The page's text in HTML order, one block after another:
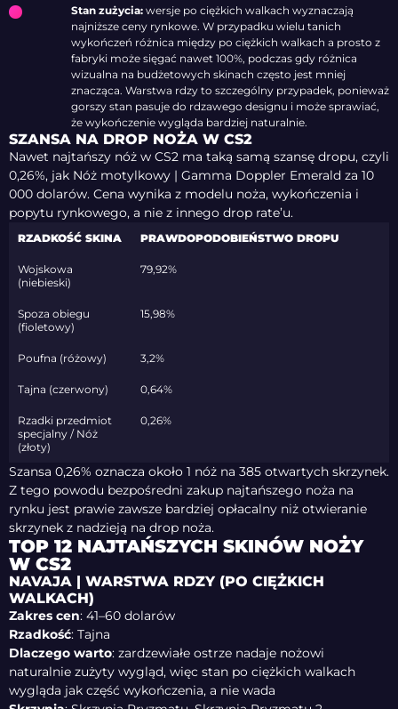
Stan zużycia: wersje po ciężkich walkach wyznaczają
najniższe ceny rynkowe. W przypadku wielu tanich
wykończeń różnica między po ciężkich walkach a prosto z
fabryki może sięgać nawet 100%, podczas gdy różnica
wizualna na budżetowych skinach często jest mniej
znacząca. Warstwa rdzy to szczególny przypadek, ponieważ
gorszy stan pasuje do rdzawego designu i może sprawiać,
że wykończenie wygląda bardziej naturalnie.
SZANSA NA DROP NOŻA W CS2
Nawet najtańszy nóż w CS2 ma taką samą szansę dropu, czyli
0,26%, jak Nóż motylkowy | Gamma Doppler Emerald za 10
000 dolarów. Cena wynika z modelu noża, wykończenia i
popytu rynkowego, a nie z innego drop rate’u.
RZADKOŚĆ SKINA PRAWDOPODOBIEŃSTWO DROPU
Wojskowa
(niebieski)
79,92%
Spoza obiegu
(fioletowy)
15,98%
Poufna (różowy) 3,2%
Tajna (czerwony) 0,64%
Rzadki przedmiot
specjalny / Nóż
(złoty)
0,26%
Szansa 0,26% oznacza około 1 nóż na 385 otwartych skrzynek.
Z tego powodu bezpośredni zakup najtańszego noża na
rynku jest prawie zawsze bardziej opłacalny niż otwieranie
skrzynek z nadzieją na drop noża.
TOP 12 NAJTAŃSZYCH SKINÓW NOŻY
W CS2
NAVAJA | WARSTWA RDZY (PO CIĘŻKICH
WALKACH)
Zakres cen: 41–60 dolarów
Rzadkość: Tajna
Dlaczego warto: zardzewiałe ostrze nadaje nożowi
naturalnie zużyty wygląd, więc stan po ciężkich walkach
wygląda jak część wykończenia, a nie wada